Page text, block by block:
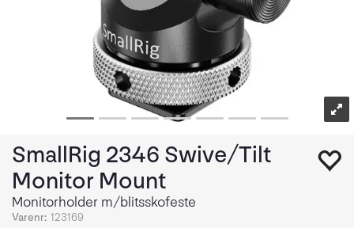
SmallRig 2346 Swive/Tilt
Monitor Mount
Monitorholder m/blitsskofeste
Varenr: 123169